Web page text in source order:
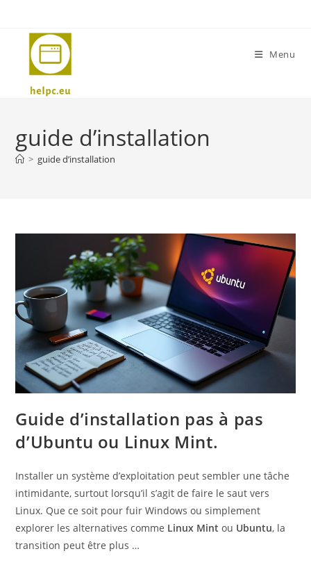
content
Menu
guide d’installation
> guide d’installation
Guide d’installation pas à pas
d’Ubuntu ou Linux Mint.
Installer un système d’exploitation peut sembler une tâche
intimidante, surtout lorsqu’il s’agit de faire le saut vers
Linux. Que ce soit pour fuir Windows ou simplement
explorer les alternatives comme Linux Mint ou Ubuntu, la
transition peut être plus …